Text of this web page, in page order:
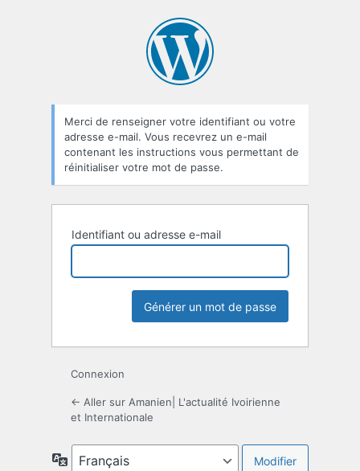
oublié
Merci de renseigner votre identifiant ou votre
adresse e-mail. Vous recevrez un e-mail
contenant les instructions vous permettant de
réinitialiser votre mot de passe.
Identifiant ou adresse e-mail
Connexion
← Aller sur Amanien| L'actualité Ivoirienne
et Internationale
Langue